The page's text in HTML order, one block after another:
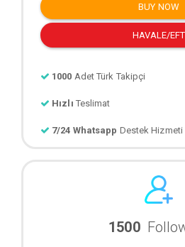
BUY NOW
HAVALE/EFT
1000 Adet Türk Takipçi
Hızlı Teslimat
7/24 Whatsapp
1500